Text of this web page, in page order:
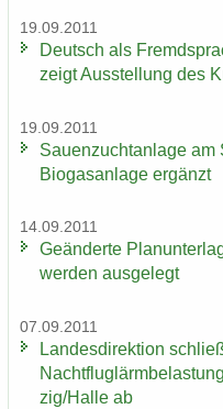
19.09.2011
Deutsch als
zeigt Aus­stel­lung des
19.09.2011
Sauen­zucht­an­la­ge am
Bio­gas­an­la­ge er­gänzt
14.09.2011
Ge­än­der­te
wer­den aus­ge­legt
07.09.2011
Lan­des­di­rek­ti­on
zig/Halle ab